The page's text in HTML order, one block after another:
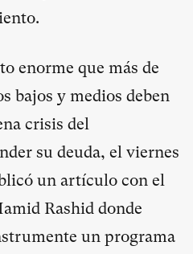
enorme que más de
bajos y medios deben
crisis del
su deuda, el viernes
un artículo con el
Rashid donde
un programa